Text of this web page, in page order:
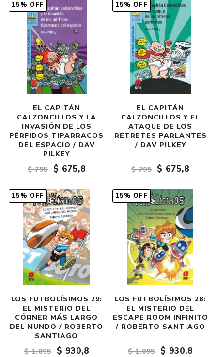
15% OFF
EL CAPITÁN
CALZONCILLOS Y LA
INVASIÓN DE LOS
PÉRFIDOS TIPARRACOS
DEL ESPACIO / DAV
PILKEY
$ 795
$ 675,8
15% OFF
EL CAPITÁN
CALZONCILLOS Y EL
ATAQUE DE LOS
RETRETES PARLANTES
/ DAV PILKEY
$ 795 $ 675,8
15% OFF
LOS FUTBOLÍSIMOS 29:
EL MISTERIO DEL
CÓRNER MÁS LARGO
DEL MUNDO / ROBERTO
SANTIAGO
$ 1.095
$ 930,8
15% OFF
LOS FUTBOLÍSIMOS 28:
EL MISTERIO DEL
ESCAPE ROOM INFINITO
/ ROBERTO SANTIAGO
$ 1.095 $ 930,8